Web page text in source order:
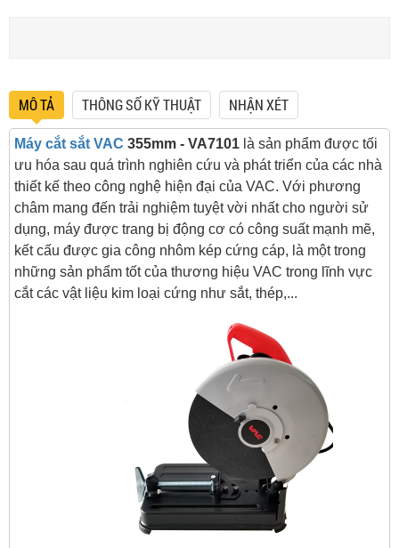
MÔ TẢ THÔNG SỐ KỸ THUẬT NHẬN XÉT
Máy cắt sắt VAC 355mm - VA7101 là sản phẩm được tối
ưu hóa sau quá trình nghiên cứu và phát triển của các nhà
thiết kế theo công nghệ hiện đại của VAC. Với phương
châm mang đến trải nghiệm tuyệt vời nhất cho người sử
dụng, máy được trang bị động cơ có công suất mạnh mẽ,
kết cấu được gia công nhôm kép cứng cáp, là một trong
những sản phẩm tốt của thương hiệu VAC trong lĩnh vực
cắt các vật liệu kim loại cứng như sắt, thép,...